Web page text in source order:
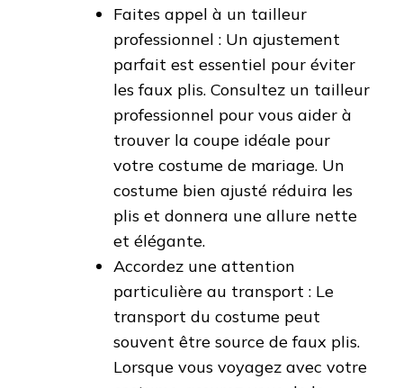
Faites appel à un tailleur
professionnel : Un ajustement
parfait est essentiel pour éviter
les faux plis. Consultez un tailleur
professionnel pour vous aider à
trouver la coupe idéale pour
votre costume de mariage. Un
costume bien ajusté réduira les
plis et donnera une allure nette
et élégante.
Accordez une attention
particulière au transport : Le
transport du costume peut
souvent être source de faux plis.
Lorsque vous voyagez avec votre